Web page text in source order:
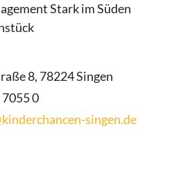
Stark im Süden
8, 78224 Singen
0
singen.de